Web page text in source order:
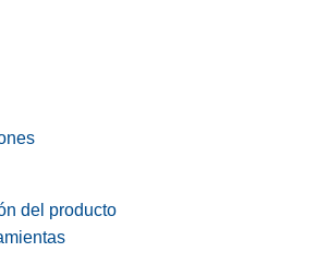
del producto